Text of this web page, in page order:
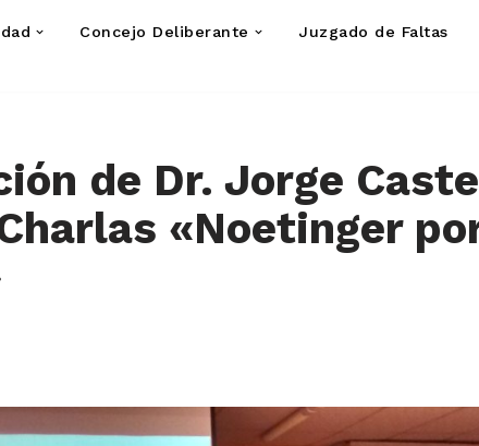
Concejo Deliberante Juzgado de Faltas
de Dr. Jorge
«Noetinger